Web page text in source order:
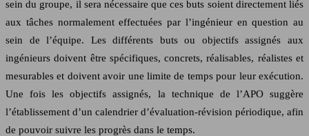
sein du groupe, il sera nécessaire que ces buts soient directement liés
aux tâches normalement effectuées par l’ingénieur en question au
sein de l’équipe. Les différents buts ou objectifs assignés aux
ingénieurs doivent être spécifiques, concrets, réalisables, réalistes et
mesurables et doivent avoir une limite de temps pour leur exécution.
Une fois les objectifs assignés, la technique de l’APO suggère
l’établissement d’un calendrier d’évaluation-révision périodique, afin
de pouvoir suivre les progrès dans le temps.